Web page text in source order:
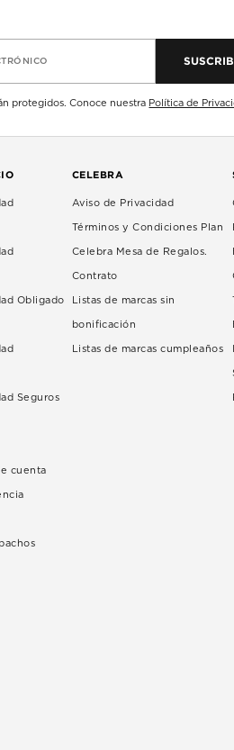
protegidos. Conoce nuestra Política de
Obligado
Seguros
cuenta
CELEBRA
Aviso de Privacidad
Términos y Condiciones Plan
Celebra Mesa de Regalos.
Contrato
Listas de marcas sin
bonificación
Listas de marcas cumpleaños